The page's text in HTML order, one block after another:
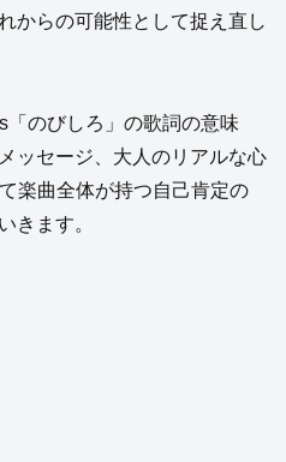
からの可能性として捉え直し
「のびしろ」の歌詞の意味
ッセージ、大人のリアルな心
楽曲全体が持つ自己肯定の
きます。